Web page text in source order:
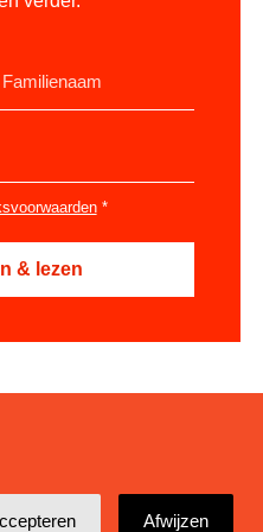
*
nieuwsbrief
Afwijzen